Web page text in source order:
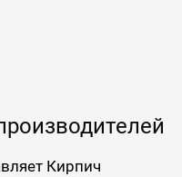
Кирпич